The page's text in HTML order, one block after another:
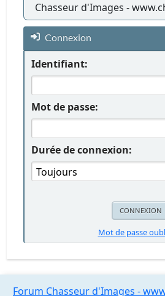
Chasseur d'Images -
Connexion
Identifiant:
Mot de passe:
Durée de connexion:
Mot de passe
Forum Chasseur d'Images -